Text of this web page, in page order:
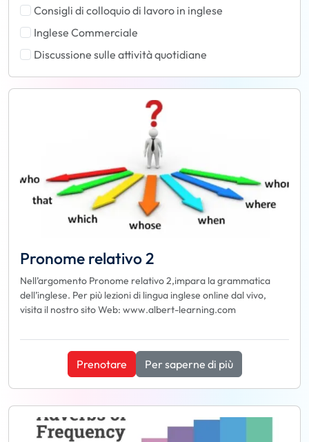
Consigli di colloquio di lavoro in inglese
Inglese Commerciale
Discussione sulle attività quotidiane
Pronome relativo 2
Nell’argomento Pronome relativo 2,impara la grammatica
dell’inglese. Per più lezioni di lingua inglese online dal vivo,
visita il nostro sito Web: www.albert-learning.com
Prenotare Per saperne di più